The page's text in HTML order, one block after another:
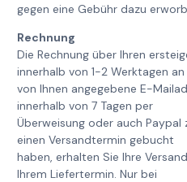
gegen eine Gebühr dazu
Rechnung
Die Rechnung über Ihren
innerhalb von 1-2 Werktagen an
von Ihnen angegebene E-
innerhalb von 7 Tagen per
Überweisung oder auch Paypal
einen Versandtermin gebucht
haben, erhalten Sie Ihre
Ihrem Liefertermin. Nur bei